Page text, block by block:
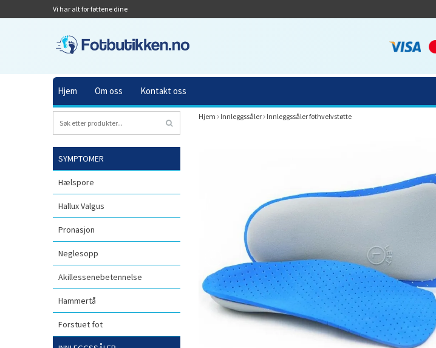
Vi har alt for føttene dine
Hjem Om oss Kontakt oss
SYMPTOMER
Hælspore
Hallux Valgus
Pronasjon
Neglesopp
Akillessenebetennelse
Hammertå
Forstuet fot
Hjem Innleggssåler Innleggssåler fothvelvstøtte